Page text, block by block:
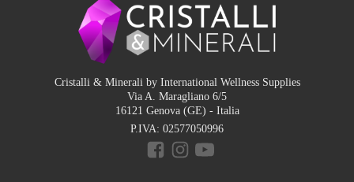
Cristalli & Minerali by International Wellness Supplies
Via A. Maragliano 6/5
16121 Genova (GE) - Italia
P.IVA: 02577050996